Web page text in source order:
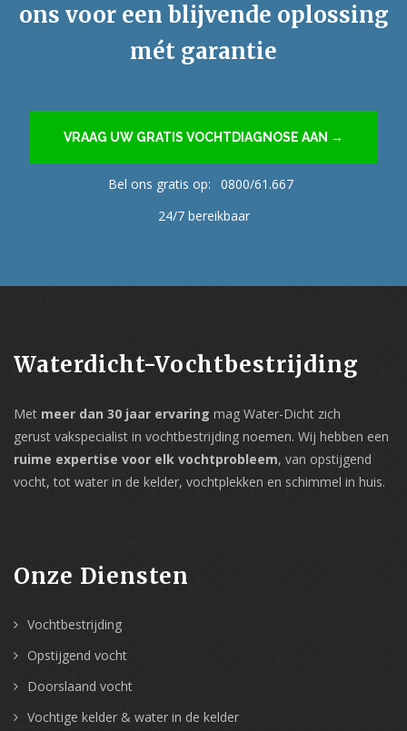
ons voor een blijvende oplossing
mét garantie
VRAAG UW GRATIS VOCHTDIAGNOSE AAN →
Bel ons gratis op:
0800/61.667
24/7 bereikbaar
Waterdicht-Vochtbestrijding
Met meer dan 30 jaar ervaring mag Water-Dicht zich
gerust vakspecialist in vochtbestrijding noemen. Wij hebben een
ruime expertise voor elk vochtprobleem, van opstijgend
vocht, tot water in de kelder, vochtplekken en schimmel in huis.
Onze Diensten
Vochtbestrijding
Opstijgend vocht
Doorslaand vocht
Vochtige kelder & water in de kelder